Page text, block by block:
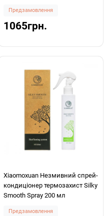
in Treatment 150мл
Предзамовлення
1065грн.
Xiaomoxuan Незмивний спрей-
кондиціонер термозахист Silky
Smooth Spray 200 мл
Предзамовлення